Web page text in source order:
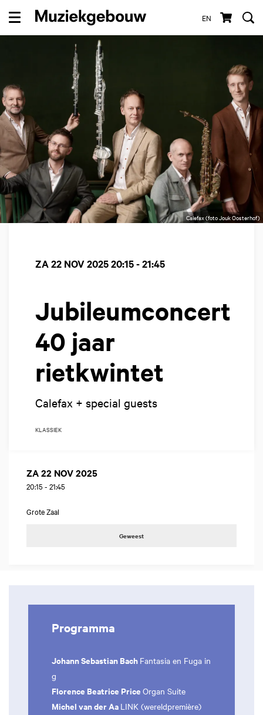
EN
Menu
Calefax (foto Jouk Oosterhof)
Jubileumconcert
40 jaar
rietkwintet
Calefax + special guests
ZA 22 NOV 202520:15 - 21:45
KLASSIEK
ZA 22 NOV 2025
20:15 - 21:45
Grote Zaal
Geweest
Programma
Johann Sebastian Bach Fantasia en Fuga in
g
Florence Beatrice Price Organ Suite
Michel van der Aa LINK (wereldpremière)